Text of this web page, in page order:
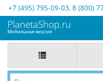
+7 (495) 795-09-03, 8 (800)
PlanetaShop.ru
Мобильная версия